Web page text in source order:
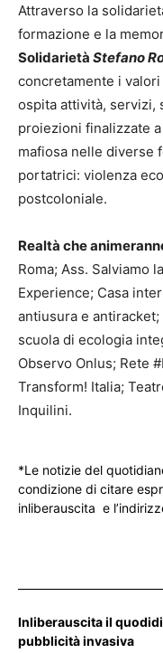
Attraverso la
formazione e la
Solidarietà Stefano
concretamente i
ospita attività, servizi,
proiezioni finalizzate
mafiosa nelle diverse
portatrici: violenza
postcoloniale.
Realtà che
Roma; Ass. Salviamo
Experience; Casa
antiusura e antiracket;
scuola di ecologia
Observo Onlus; Rete
Transform! Italia;
Inquilini.
*Le notizie del
condizione di citare
inliberauscita e
Inliberauscita il
pubblicità invasiva